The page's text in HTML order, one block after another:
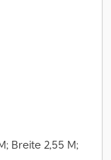
Breite 2,55 M;